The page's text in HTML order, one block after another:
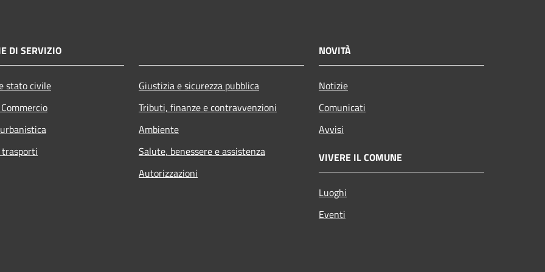
DI SERVIZIO
stato civile
Giustizia e sicurezza pubblica
Tributi, finanze e contravvenzioni
Ambiente
Salute, benessere e assistenza
Autorizzazioni
NOVITÀ
Notizie
Comunicati
Avvisi
VIVERE IL COMUNE
Luoghi
Eventi